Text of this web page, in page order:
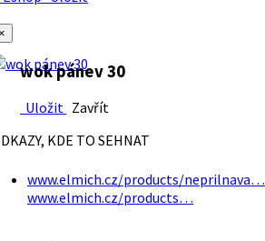
wok pánev 30
Uložit Zavřít
KDE TO SEHNAT
www.elmich.cz/products/neprilnava…
www.elmich.cz/products…